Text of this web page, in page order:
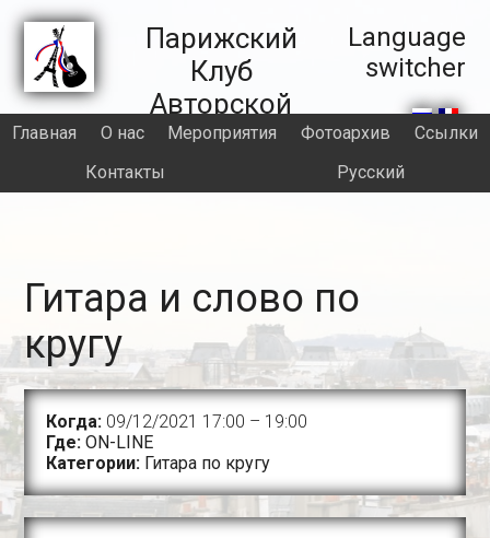
Skip
primary
navigation
Skip
main
content
Skip
primary
sidebar
Skip
footer
Парижский
Клуб
Авторской
Песни
Правая
часть
секции
header
Language
switcher
Главная О нас Meроприятия Фотоархив
Ссылки
Контакты
Русский
Гитара и слово по
кругу
Когда: 09/12/2021 17:00 – 19:00
Где: ON-LINE
Категории: Гитара по кругу